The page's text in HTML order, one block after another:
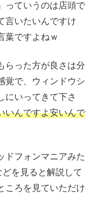
っていうのは店頭で
言いたいんですけ
葉ですよねｗ
らった方が良さは分
覚で、ウィンドウシ
にいってきて下さ
いんですよ安いんで
ドフォンマニアみた
を見ると解説して
ころを見ていただけ